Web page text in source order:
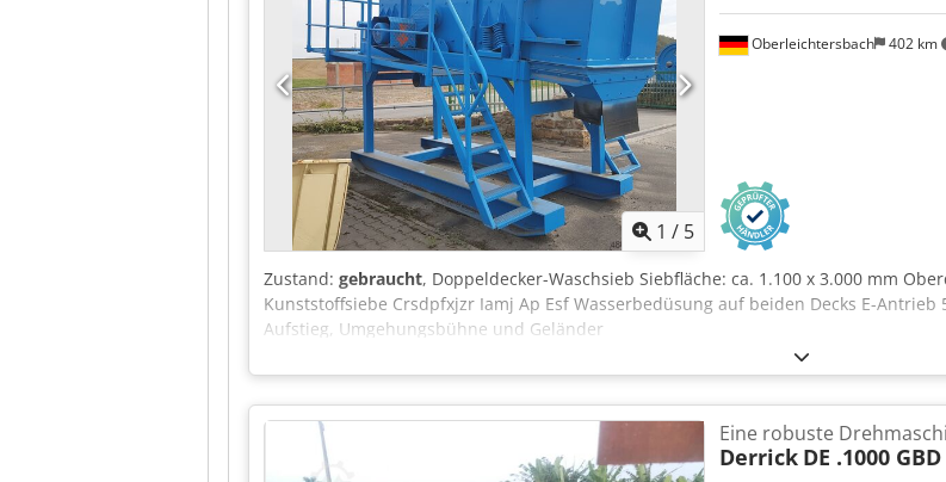
1 / 5
Oberleichtersbach 402 km
Zustand: gebraucht, Doppeldecker-Waschsieb Siebfläche: ca. 1.100 x 3.000 mm
Kunststoffsiebe Crsdpfxjzr Iamj Ap Esf Wasserbedüsung auf beiden Decks E-
Aufstieg, Umgehungsbühne und Geländer
Eine robuste
Derrick DE .1000 GBD